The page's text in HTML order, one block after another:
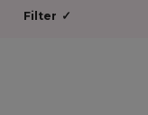
Filter ✓